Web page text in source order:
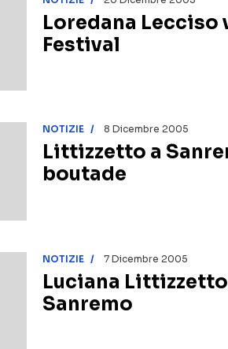
Loredana Lecciso
Festival
NOTIZIE 8 Dicembre 2005
Littizzetto a
boutade
NOTIZIE 7 Dicembre 2005
Luciana
Sanremo